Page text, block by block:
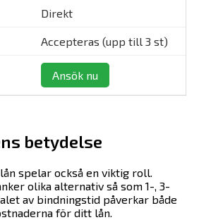
Direkt
Accepteras (upp till 3 st)
Ansök nu
betydelse
spelar också en viktig roll.
olika alternativ så som 1-, 3-
av bindningstid påverkar både
för ditt lån.